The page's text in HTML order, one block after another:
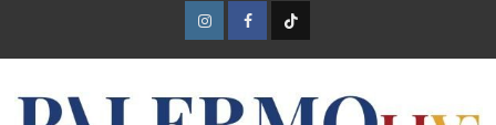
InstagramFacebook
TikTok